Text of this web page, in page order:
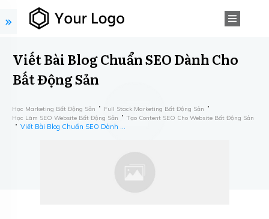
Viết Bài Blog Chuẩn SEO Dành Cho
Bất Động Sản
Học Marketing Bất Động Sản
Full Stack Marketing Bất Động Sản
​Học ​Làm SEO Website Bất Động Sản
Tạo Content SEO Cho Website Bất Động Sản